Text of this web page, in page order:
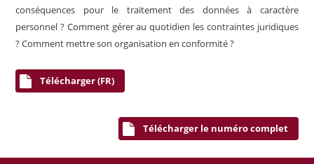
conséquences pour le traitement des données à caractère
personnel ? Comment gérer au quotidien les contraintes juridiques
? Comment mettre son organisation en conformité ?
Télécharger (FR)
Télécharger le numéro complet